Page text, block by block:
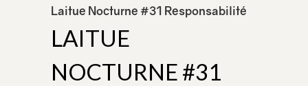
Laitue Nocturne #31 Responsabilité
LAITUE
NOCTURNE #31